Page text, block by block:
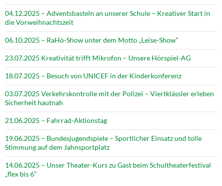
04.12.2025 – Adventsbasteln an unserer Schule – Kreativer Start in
die Vorweihnachtszeit
06.10.2025 – RaHö-Show unter dem Motto „Leise-Show“
23.07.2025 Kreativität trifft Mikrofon – Unsere Hörspiel-AG
18.07.2025 – Besuch von UNICEF in der Kinderkonferenz
03.07.2025 Verkehrskontrolle mit der Polizei – Viertklässler erleben
Sicherheit hautnah
21.06.2025 – Fahrrad-Aktionstag
19.06.2025 – Bundesjugendspiele – Sportlicher Einsatz und tolle
Stimmung auf dem Jahnsportplatz
14.06.2025 – Unser Theater-Kurs zu Gast beim Schultheaterfestival
„flex bis 6“